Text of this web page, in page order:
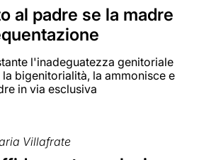
al padre se la madre
l'inadeguatezza genitoriale
bigenitorialità, la ammonisce e
in via esclusiva
Villafrate